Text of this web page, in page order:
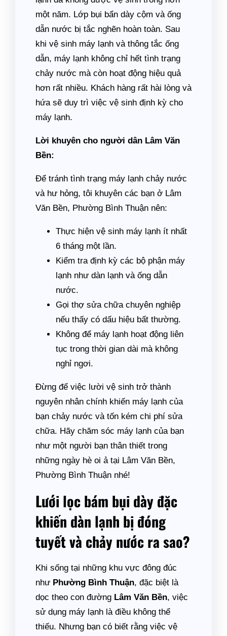
một năm. Lớp bụi bẩn dày cộm và ống
dẫn nước bị tắc nghẽn hoàn toàn. Sau
khi vệ sinh máy lạnh và thông tắc ống
dẫn, máy lạnh không chỉ hết tình trạng
chảy nước mà còn hoạt động hiệu quả
hơn rất nhiều. Khách hàng rất hài lòng và
hứa sẽ duy trì việc vệ sinh định kỳ cho
máy lạnh.
Lời khuyên cho người dân Lâm Văn
Bền:
Để tránh tình trạng máy lạnh chảy nước
và hư hỏng, tôi khuyên các bạn ở Lâm
Văn Bền, Phường Bình Thuận nên:
Thực hiện vệ sinh máy lạnh ít nhất
6 tháng một lần.
Kiểm tra định kỳ các bộ phận máy
lạnh như dàn lạnh và ống dẫn
nước.
Gọi thợ sửa chữa chuyên nghiệp
nếu thấy có dấu hiệu bất thường.
Không để máy lạnh hoạt động liên
tục trong thời gian dài mà không
nghỉ ngơi.
Đừng để việc lười vệ sinh trở thành
nguyên nhân chính khiến máy lạnh của
bạn chảy nước và tốn kém chi phí sửa
chữa. Hãy chăm sóc máy lạnh của bạn
như một người bạn thân thiết trong
những ngày hè oi ả tại Lâm Văn Bền,
Phường Bình Thuận nhé!
Lưới lọc bám bụi dày đặc
khiến dàn lạnh bị đóng
tuyết và chảy nước ra sao?
Khi sống tại những khu vực đông đúc
như Phường Bình Thuận, đặc biệt là
dọc theo con đường Lâm Văn Bền, việc
sử dụng máy lạnh là điều không thể
thiếu. Nhưng bạn có biết rằng việc vệ